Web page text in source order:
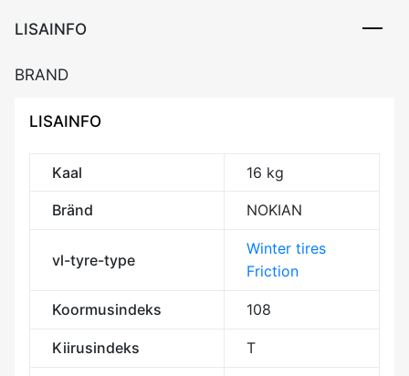
Friction
BDB73
M+S
LISAINFO
BRAND
LISAINFO
Kaal 16 kg
Bränd NOKIAN
vl-tyre-type
Winter tires
Friction
Koormusindeks 108
Kiirusindeks T